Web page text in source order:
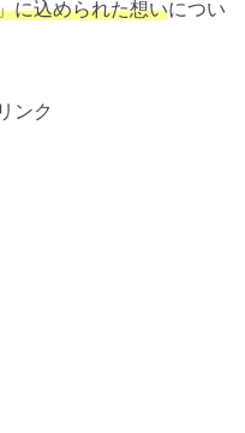
に込められた想いについ
ンク